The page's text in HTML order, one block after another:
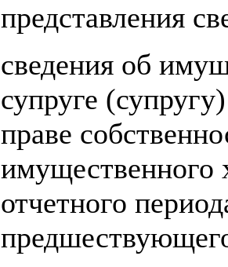
представления
сведения об
супруге
праве
имущественного
отчетного